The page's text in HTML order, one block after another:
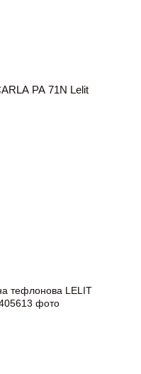
РА 71N Lelit